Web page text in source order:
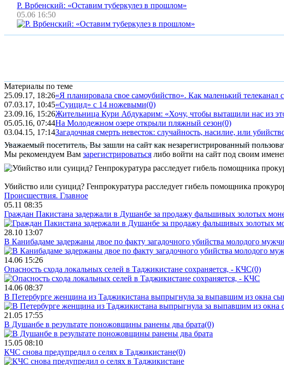
Р. Врбенский: «Оставим туберкулез в прошлом»
05.06 16:50
Материалы по теме
25.09.17, 18:26«Я планировала свое самоубийство». Как маленький телеканал
07.03.17, 10:45«Суицид» с 14 ножевыми(0)
23.09.16, 15:26Жительница Кури Абдукарим: «Хочу, чтобы вытащили нас из
05.05.16, 07:44На Молодежном озере открыли пляжный сезон(0)
03.04.15, 17:14Загадочная смерть невесток: случайность, насилие, или
Уважаемый посетитель, Вы зашли на сайт как незарегистрированный
Мы рекомендуем Вам зарегистрироваться либо войти на сайт под своим
Убийство или суицид? Генпрокуратура расследует гибель помощника
Происшествия. Главное
05.11 08:35
Граждан Пакистана задержали в Душанбе за продажу фальшивых золотых
28.10 13:07
В Канибадаме задержаны двое по факту загадочного убийства молодого
14.06 15:26
Опасность схода локальных селей в Таджикистане сохраняется, - КЧС(0)
14.06 08:37
В Петербурге женщина из Таджикистана выпрыгнула за выпавшим из окна
21.05 17:55
В Душанбе в результате поножовщины ранены два брата(0)
15.05 08:10
КЧС снова предупредил о селях в Таджикистане(0)